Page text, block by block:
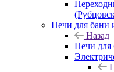
Печи для бани
Назад
Печи для